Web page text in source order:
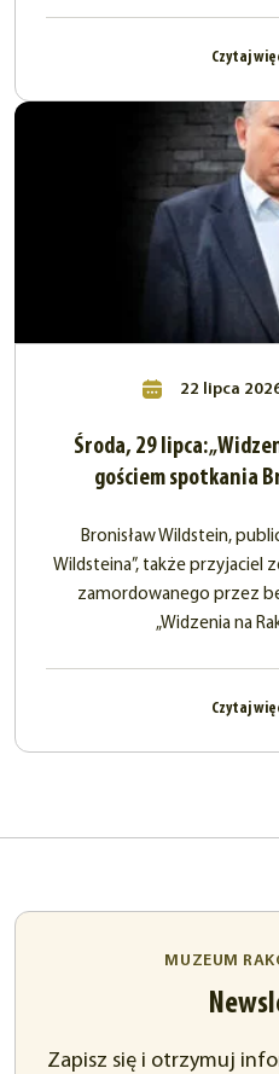
Czytaj
22 lipca
Środa, 29 lipca:
gościem spotkania
Bronisław Wildstein,
Wildsteina”, także przyjaciel
zamordowanego przez
„Widzenia na
Czytaj
MUZEUM
Zapisz się i otrzymuj